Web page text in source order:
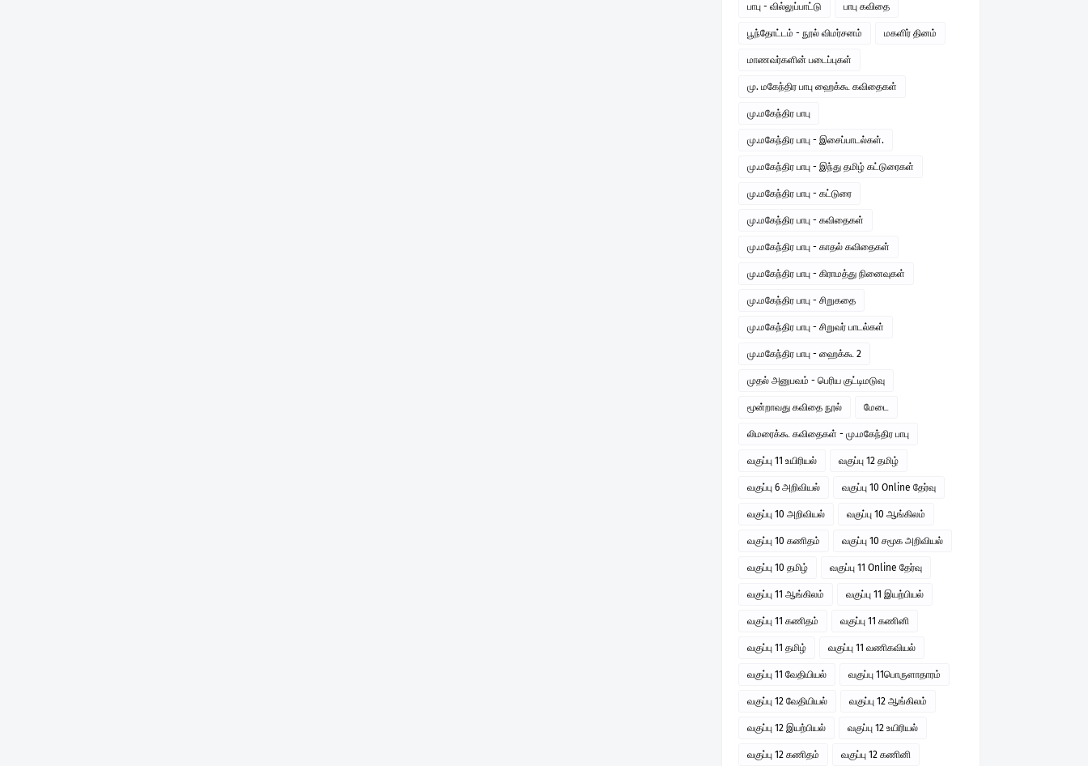
பாபு - வில்லுப்பாட்டு பாபு கவிதை
பூந்தோட்டம் - நூல் விமர்சனம் மகளிர் தினம்
மாணவர்களின் படைப்புகள்
மு. மகேந்திர பாபு ஹைக்கூ கவிதைகள்
மு.மகேந்திர பாபு
மு.மகேந்திர பாபு - இசைப்பாடல்கள்.
மு.மகேந்திர பாபு - இந்து தமிழ் கட்டுரைகள்
மு.மகேந்திர பாபு - கட்டுரை
மு.மகேந்திர பாபு - கவிதைகள்
மு.மகேந்திர பாபு - காதல் கவிதைகள்
மு.மகேந்திர பாபு - கிராமத்து நினைவுகள்
மு.மகேந்திர பாபு - சிறுகதை
மு.மகேந்திர பாபு - சிறுவர் பாடல்கள்
மு.மகேந்திர பாபு - ஹைக்கூ 2
முதல் அனுபவம் - பெரிய குட்டிமடுவு
மூன்றாவது கவிதை நூல் மேடை
லிமரைக்கூ கவிதைகள் - மு.மகேந்திர பாபு
வகுப்பு 11 உயிரியல் வகுப்பு 12 தமிழ்
வகுப்பு 6 அறிவியல் வகுப்பு 10 Online தேர்வு
வகுப்பு 10 அறிவியல் வகுப்பு 10 ஆங்கிலம்
வகுப்பு 10 கணிதம் வகுப்பு 10 சமூக அறிவியல்
வகுப்பு 10 தமிழ் வகுப்பு 11 Online தேர்வு
வகுப்பு 11 ஆங்கிலம் வகுப்பு 11 இயற்பியல்
வகுப்பு 11 கணிதம் வகுப்பு 11 கணினி
வகுப்பு 11 தமிழ் வகுப்பு 11 வணிகவியல்
வகுப்பு 11 வேதியியல் வகுப்பு 11பொருளாதாரம்
வகுப்பு 12 வேதியியல் வகுப்பு 12 ஆங்கிலம்
வகுப்பு 12 இயற்பியல் வகுப்பு 12 உயிரியல்
வகுப்பு 12 கணிதம் வகுப்பு 12 கணினி